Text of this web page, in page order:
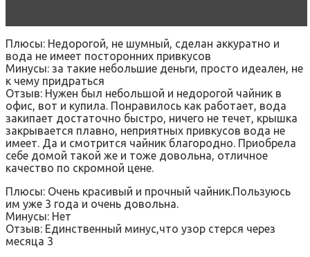
Плюсы: Недорогой, не шумный, сделан аккуратно и
вода не имеет посторонних привкусов
Минусы: за такие небольшие деньги, просто идеален, не
к чему придраться
Отзыв: Нужен был небольшой и недорогой чайник в
офис, вот и купила. Понравилось как работает, вода
закипает достаточно быстро, ничего не течет, крышка
закрывается плавно, неприятных привкусов вода не
имеет. Да и смотрится чайник благородно. Приобрела
себе домой такой же и тоже довольна, отличное
качество по скромной цене.
Плюсы: Очень красивый и прочный чайник.Пользуюсь
им уже 3 года и очень довольна.
Минусы: Нет
Отзыв: Единственный минус,что узор стерся через
месяца 3